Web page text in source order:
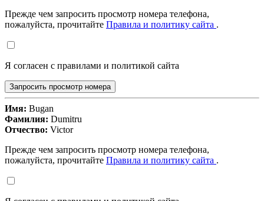
Прежде чем запросить просмотр номера телефона,
пожалуйста, прочитайте Правила и политику сайта .
Я согласен с правилами и политикой сайта
Запросить просмотр номера
Имя: Bugan
Фамилия: Dumitru
Отчество: Victor
Прежде чем запросить просмотр номера телефона,
пожалуйста, прочитайте Правила и политику сайта .